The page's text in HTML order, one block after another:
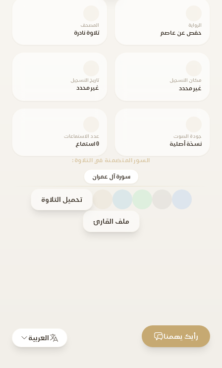
الرواية
حفص عن عاصم
المصحف
تلاوة نادرة
مكان التسجيل
غير محدد
تاريخ التسجيل
غير محدد
جودة الصوت
نسخة أصلية
عدد الاستماعات
0 استماع
السور المتضمنة في التلاوة:
سورة آل عمران
تحميل التلاوة
ملف القارئ
العربية رأيك يهمنا